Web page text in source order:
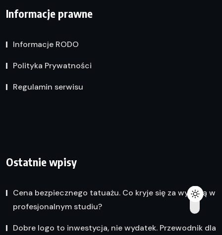
Informacje prawne
Informacje RODO
Polityka Prywatności
Regulamin serwisu
Ostatnie wpisy
Cena bezpiecznego tatuażu. Co kryje się za wyceną w
profesjonalnym studiu?
Dobre logo to inwestycja, nie wydatek. Przewodnik dla